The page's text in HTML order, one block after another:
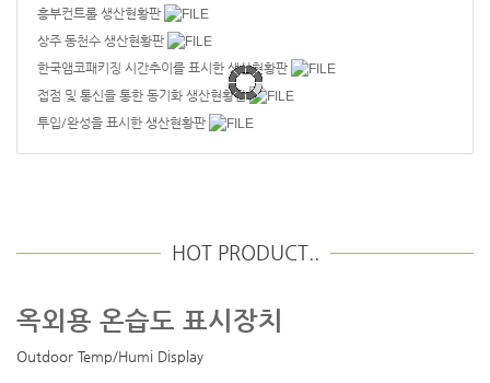
흥부컨트롤 생산현황판
상주 동천수 생산현황판
한국앰코패키징 시간추이를 표시한 생산현황판
접점 및 통신을 통한 동기화 생산현황판
투입/완성을 표시한 생산현황판
HOT PRODUCT..
옥외용 온습도 표시장치
Outdoor Temp/Humi Display